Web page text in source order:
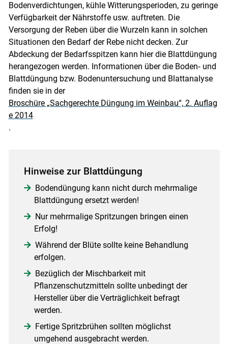
Skip to main content
Bodenverdichtungen, kühle Witterungsperioden, zu geringe
Verfügbarkeit der Nährstoffe usw. auftreten. Die
Versorgung der Reben über die Wurzeln kann in solchen
Situationen den Bedarf der Rebe nicht decken. Zur
Abdeckung der Bedarfsspitzen kann hier die Blattdüngung
herangezogen werden. Informationen über die Boden‐ und
Blattdüngung bzw. Bodenuntersuchung und Blattanalyse
finden sie in der
Broschüre „Sachgerechte Düngung im Weinbau“, 2. Auflag
e 2014
.
Hinweise zur Blattdüngung
Bodendüngung kann nicht durch mehrmalige
Blattdüngung ersetzt werden!
Nur mehrmalige Spritzungen bringen einen
Erfolg!
Während der Blüte sollte keine Behandlung
erfolgen.
Bezüglich der Mischbarkeit mit
Pflanzenschutzmitteln sollte unbedingt der
Hersteller über die Verträglichkeit befragt
werden.
Fertige Spritzbrühen sollten möglichst
umgehend ausgebracht werden.